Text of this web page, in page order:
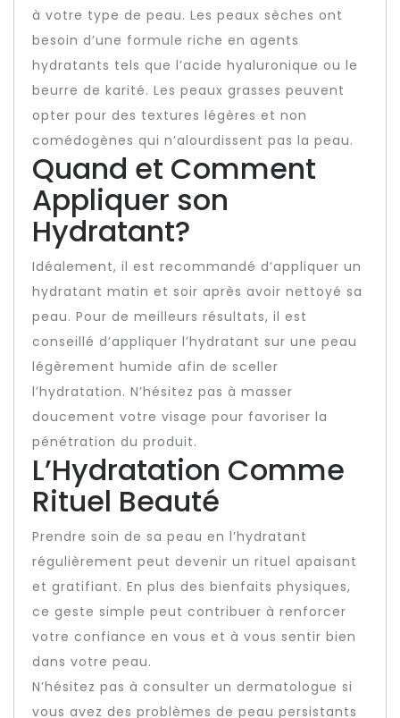
à votre type de peau. Les peaux sèches ont
besoin d’une formule riche en agents
hydratants tels que l’acide hyaluronique ou le
beurre de karité. Les peaux grasses peuvent
opter pour des textures légères et non
comédogènes qui n’alourdissent pas la peau.
Quand et Comment
Appliquer son
Hydratant?
Idéalement, il est recommandé d’appliquer un
hydratant matin et soir après avoir nettoyé sa
peau. Pour de meilleurs résultats, il est
conseillé d’appliquer l’hydratant sur une peau
légèrement humide afin de sceller
l’hydratation. N’hésitez pas à masser
doucement votre visage pour favoriser la
pénétration du produit.
L’Hydratation Comme
Rituel Beauté
Prendre soin de sa peau en l’hydratant
régulièrement peut devenir un rituel apaisant
et gratifiant. En plus des bienfaits physiques,
ce geste simple peut contribuer à renforcer
votre confiance en vous et à vous sentir bien
dans votre peau.
N’hésitez pas à consulter un dermatologue si
vous avez des problèmes de peau persistants